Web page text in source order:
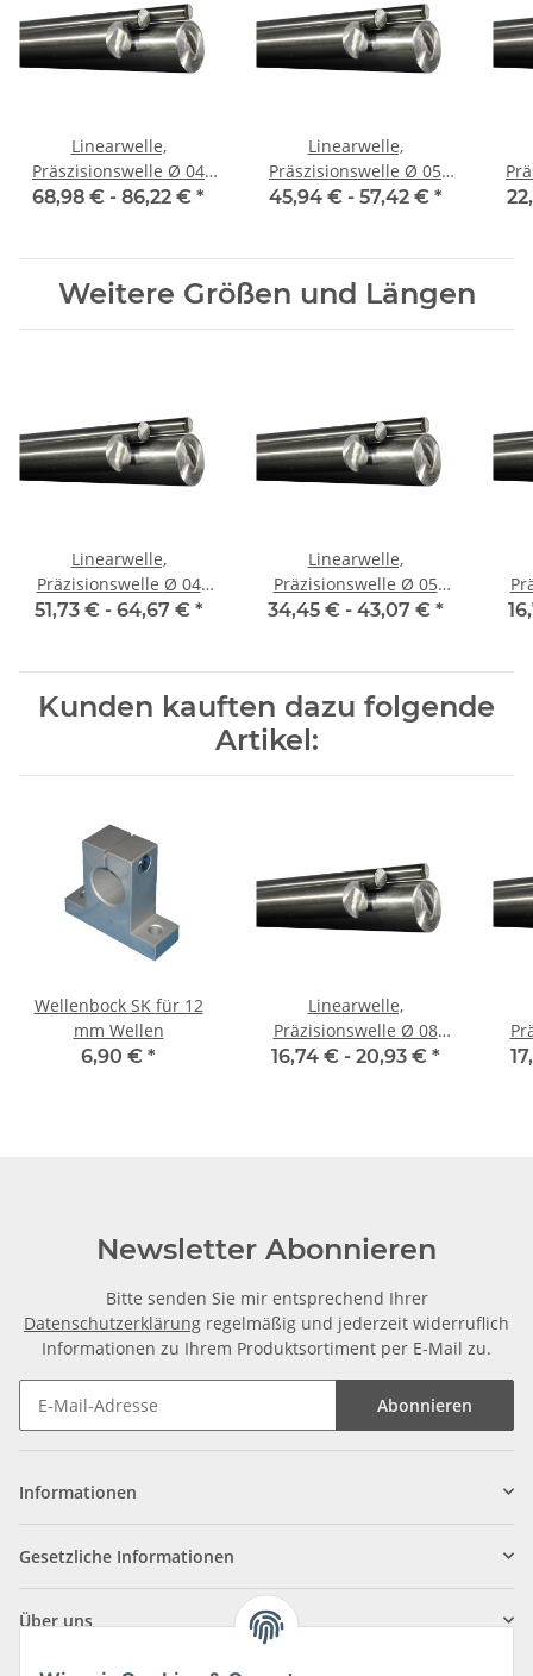
Linearwelle,
Präszisionswelle Ø 04
mm, 1990 mm, gehärtet
68,98 € - 86,22 € *
Linearwelle,
Präszisionswelle Ø 05
mm, 1990 mm, gehärtet
45,94 € - 57,42 € *
Weitere Größen und Längen
Linearwelle,
Präzisionswelle Ø 04
mm, 1500 mm, gehärtet
51,73 € - 64,67 € *
Linearwelle,
Präzisionswelle Ø 05
mm, 1500 mm, gehärtet
34,45 € - 43,07 € *
Kunden kauften dazu folgende
Artikel:
Wellenbock SK für 12
mm Wellen
6,90 € *
Linearwelle,
Präzisionswelle Ø 08
mm, 1500 mm, gehärtet
16,74 € - 20,93 € *
Newsletter Abonnieren
Bitte senden Sie mir entsprechend Ihrer
Datenschutzerklärung regelmäßig und jederzeit widerruflich
Informationen zu Ihrem Produktsortiment per E-Mail zu.
Abonnieren
Informationen
Gesetzliche Informationen
Über uns